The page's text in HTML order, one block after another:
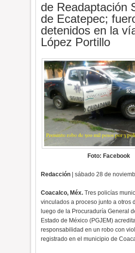
de Readaptación
de Ecatepec;
detenidos en la
López Portillo
Foto: Facebook
Redacción | sábado 28 de
Coacalco, Méx.Tres policías
vinculados a proceso junto a otros
luego de la Procuraduría General
Estado de México (PGJEM)
responsabilidad en un robo con
registrado en el municipio de